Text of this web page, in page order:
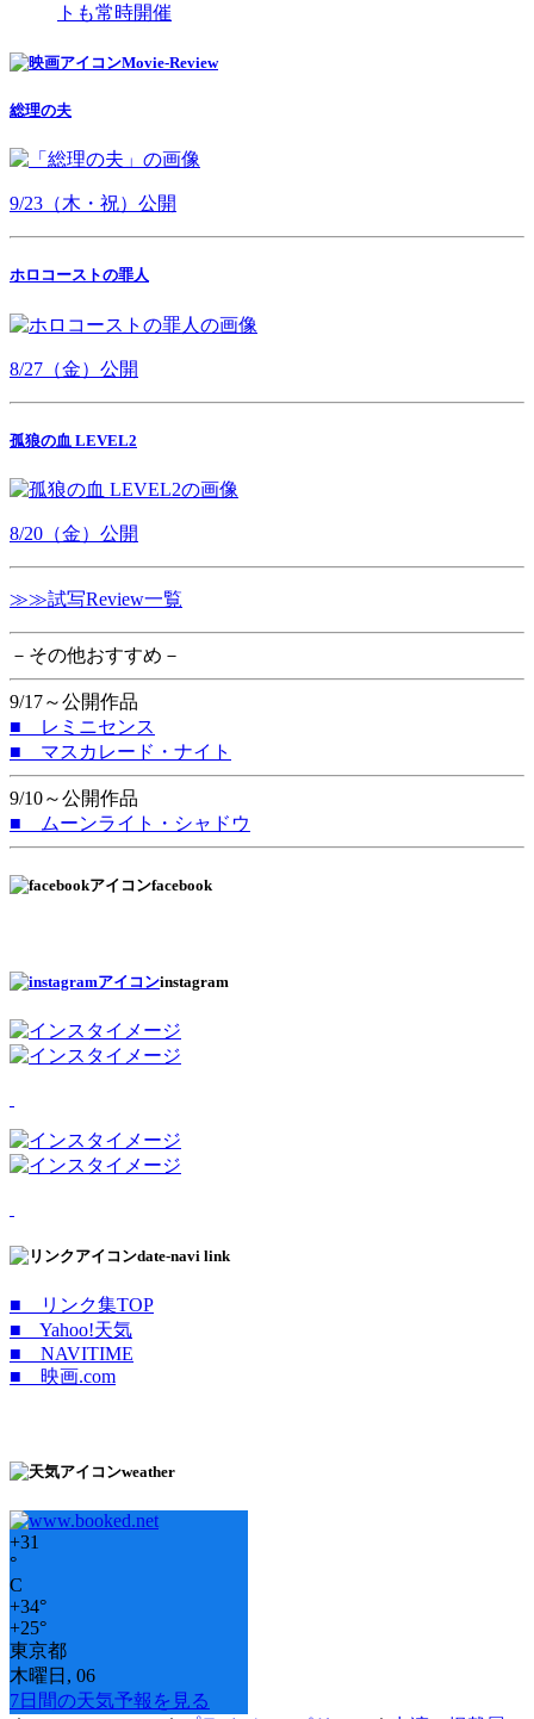
トも常時開催
Movie-Review
総理の夫
9/23（木・祝）公開
ホロコーストの罪人
8/27（金）公開
孤狼の血 LEVEL2
8/20（金）公開
≫≫試写Review一覧
－その他おすすめ－
9/17～公開作品
■ レミニセンス
■ マスカレード・ナイト
9/10～公開作品
■ ムーンライト・シャドウ
facebook
instagram
date-navi link
■ リンク集TOP
■ Yahoo!天気
■ NAVITIME
■ 映画.com
weather
+31
°
C
+34°
+25°
東京都
木曜日, 06
7日間の天気予報を見る